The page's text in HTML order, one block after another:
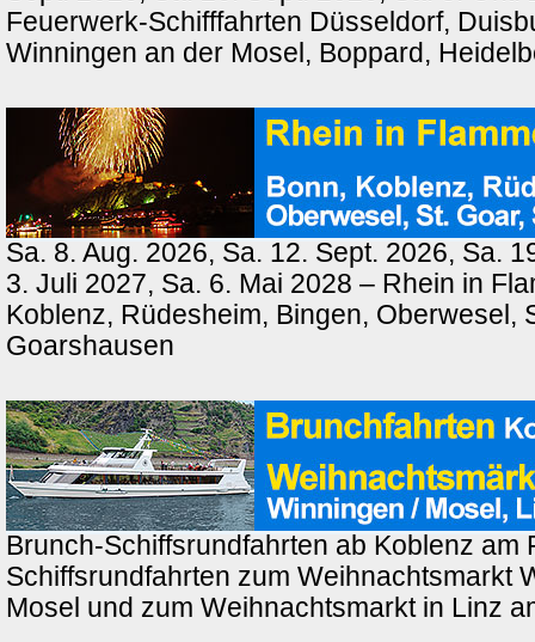
Feuerwerk-Schifffahrten Düsseldorf,
Winningen an der Mosel, Boppard,
Sa. 8. Aug. 2026, Sa. 12. Sept. 2026, Sa.
3. Juli 2027, Sa. 6. Mai 2028 – Rhein in
Koblenz, Rüdesheim, Bingen, Oberwesel,
Goarshausen
Brunch-Schiffsrundfahrten ab Koblenz am
Schiffsrundfahrten zum Weihnachtsmarkt
Mosel und zum Weihnachtsmarkt in Linz